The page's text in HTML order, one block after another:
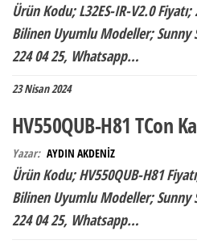
Ürün Kodu; L32ES-IR-V2.0
Bilinen Uyumlu Modeller; Sunny
224 04 25, Whatsapp…
23 Nisan 2024
HV550QUB-H81 TCon
Yazar: AYDIN AKDENİZ
Ürün Kodu; HV550QUB-H81
Bilinen Uyumlu Modeller; Sunny
224 04 25, Whatsapp…